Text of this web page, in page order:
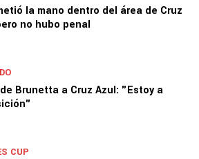
la mano dentro del área de Cruz
no hubo penal
Brunetta a Cruz Azul: "Estoy a
CUP